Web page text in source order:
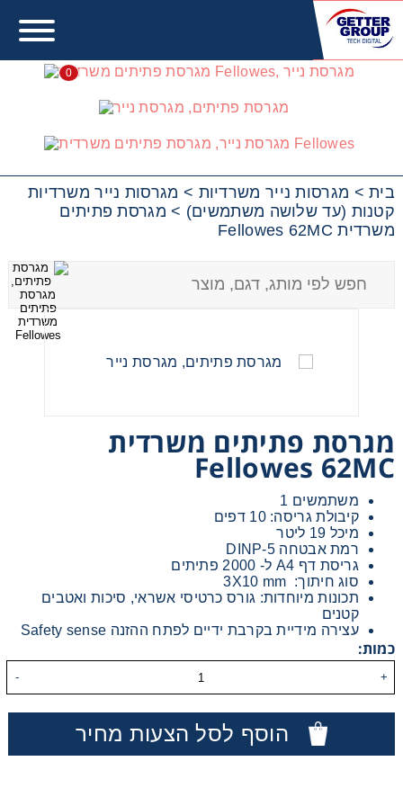
0
מגרסות נייר משרדיות קטנות
(עד שלושה משתמשים)
בית> מגרסות נייר משרדיות > מגרסות נייר משרדיות
קטנות (עד שלושה משתמשים) > מגרסת פתיתים
משרדית Fellowes 62MC
מגרסת פתיתים משרדית
Fellowes 62MC
משתמשים 1
קיבולת גריסה: 10 דפים
מיכל 19 ליטר
רמת אבטחה DINP-5
גריסת דף A4 ל- 2000 פתיתים
סוג חיתוך: 3X10 mm
תכונות מיוחדות: גורס כרטיסי אשראי, סיכות ואטבים
קטנים
עצירה מידיית בקרבת ידיים לפתח ההזנה Safety sense
כמות:
+
-
הוסף לסל הצעות מחיר
אני מאשר קבלת חומרים פרסומים מגטר
מעונין לקבל הצעת מחיר או מידע עבור:
מדפסות משולבות למשרד
מדפסות דיגיטאליות תעשייתיות
מכונות הדפסה בפורמט רחב